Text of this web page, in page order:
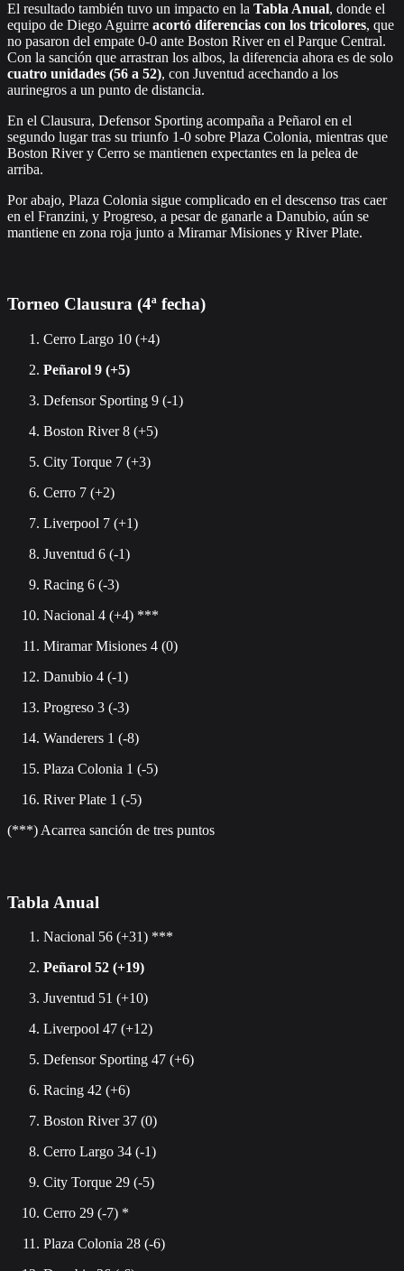
El resultado también tuvo un impacto en la Tabla Anual, donde el
equipo de Diego Aguirre acortó diferencias con los tricolores, que
no pasaron del empate 0-0 ante Boston River en el Parque Central.
Con la sanción que arrastran los albos, la diferencia ahora es de solo
cuatro unidades (56 a 52), con Juventud acechando a los
aurinegros a un punto de distancia.
En el Clausura, Defensor Sporting acompaña a Peñarol en el
segundo lugar tras su triunfo 1-0 sobre Plaza Colonia, mientras que
Boston River y Cerro se mantienen expectantes en la pelea de
arriba.
Por abajo, Plaza Colonia sigue complicado en el descenso tras caer
en el Franzini, y Progreso, a pesar de ganarle a Danubio, aún se
mantiene en zona roja junto a Miramar Misiones y River Plate.
Torneo Clausura (4ª fecha)
Cerro Largo 10 (+4)
Peñarol 9 (+5)
Defensor Sporting 9 (-1)
Boston River 8 (+5)
City Torque 7 (+3)
Cerro 7 (+2)
Liverpool 7 (+1)
Juventud 6 (-1)
Racing 6 (-3)
Nacional 4 (+4) ***
Miramar Misiones 4 (0)
Danubio 4 (-1)
Progreso 3 (-3)
Wanderers 1 (-8)
Plaza Colonia 1 (-5)
River Plate 1 (-5)
(***) Acarrea sanción de tres puntos
Tabla Anual
Nacional 56 (+31) ***
Peñarol 52 (+19)
Juventud 51 (+10)
Liverpool 47 (+12)
Defensor Sporting 47 (+6)
Racing 42 (+6)
Boston River 37 (0)
Cerro Largo 34 (-1)
City Torque 29 (-5)
Cerro 29 (-7) *
Plaza Colonia 28 (-6)